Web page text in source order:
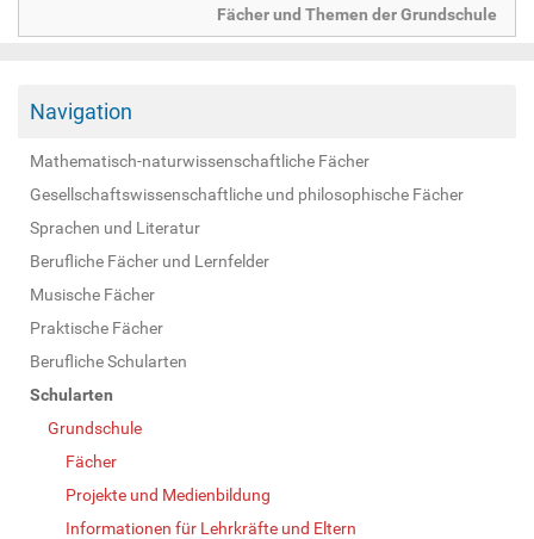
Fächer und Themen der Grundschule
Navigation
Mathematisch-naturwissenschaftliche Fächer
Gesellschaftswissenschaftliche und philosophische Fächer
Sprachen und Literatur
Berufliche Fächer und Lernfelder
Musische Fächer
Praktische Fächer
Berufliche Schularten
Schularten
Grundschule
Fächer
Projekte und Medienbildung
Informationen für Lehrkräfte und Eltern